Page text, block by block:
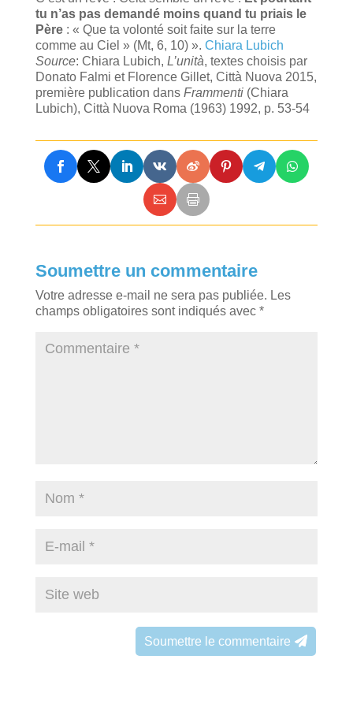
tu n’as pas demandé moins quand tu priais le
Père: « Que ta volonté soit faite sur la terre
comme au Ciel » (Mt, 6, 10) ». Chiara Lubich
Source: Chiara Lubich, L’unità, textes choisis par
Donato Falmi et Florence Gillet, Città Nuova 2015,
première publication dans Frammenti(Chiara
Lubich), Città Nuova Roma (1963) 1992, p. 53-54
Soumettre un commentaire
Votre adresse e-mail ne sera pas publiée. Les
champs obligatoires sont indiqués avec *
Soumettre le commentaire